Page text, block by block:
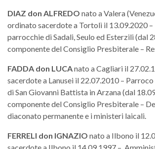
DIAZ don ALFREDO nato a Valera
ordinato sacerdote a Tortolì il 13.09.2020
parrocchie di Sadali, Seulo ed Esterzili (dal
componente del Consiglio Presbiterale –
FADDA don LUCAnato a Cagliari il
sacerdote a Lanusei il 22.07.2010 –
di San Giovanni Battista in Arzana (dal
componente del Consiglio Presbiterale –
diaconato permanente e i ministeri laicali.
FERRELI don IGNAZIO nato a Ilbono il